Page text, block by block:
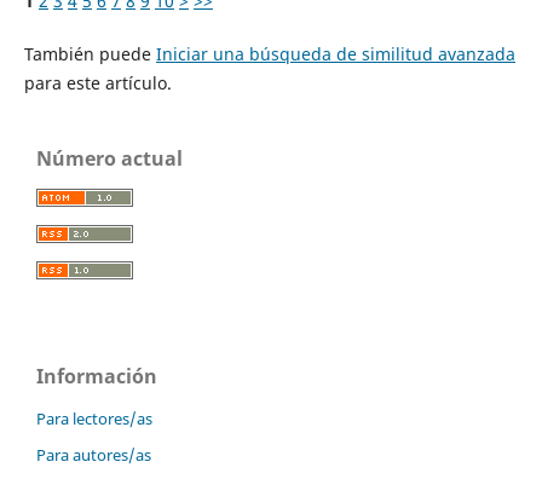
También puede Iniciar una búsqueda de similitud avanzada
para este artículo.
Número actual
Información
Para lectores/as
Para autores/as